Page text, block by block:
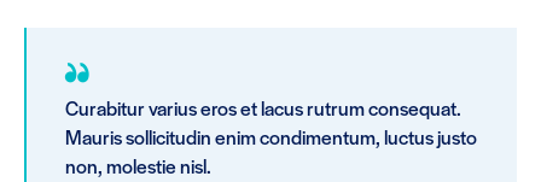
Curabitur varius eros et lacus rutrum consequat.
Mauris sollicitudin enim condimentum, luctus justo
non, molestie nisl.